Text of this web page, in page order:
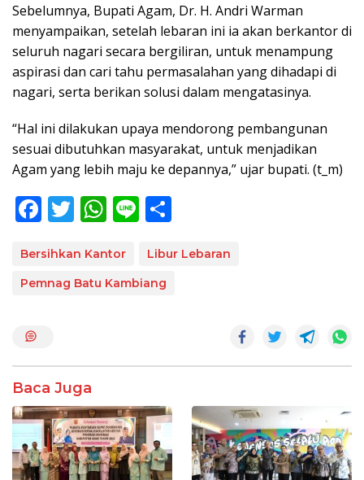
Sebelumnya, Bupati Agam, Dr. H. Andri Warman
menyampaikan, setelah lebaran ini ia akan berkantor di
seluruh nagari secara bergiliran, untuk menampung
aspirasi dan cari tahu permasalahan yang dihadapi di
nagari, serta berikan solusi dalam mengatasinya.
“Hal ini dilakukan upaya mendorong pembangunan
sesuai dibutuhkan masyarakat, untuk menjadikan
Agam yang lebih maju ke depannya,” ujar bupati. (t_m)
F
e
b
k
T
itt
er
W
at
s
p
Li
e ar
Bersihkan Kantor
Libur Lebaran
Pemnag Batu Kambiang
Baca Juga